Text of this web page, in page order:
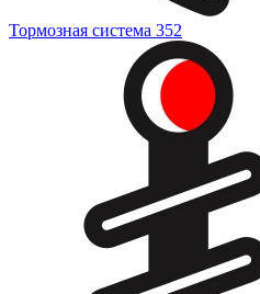
Тормозная система 352